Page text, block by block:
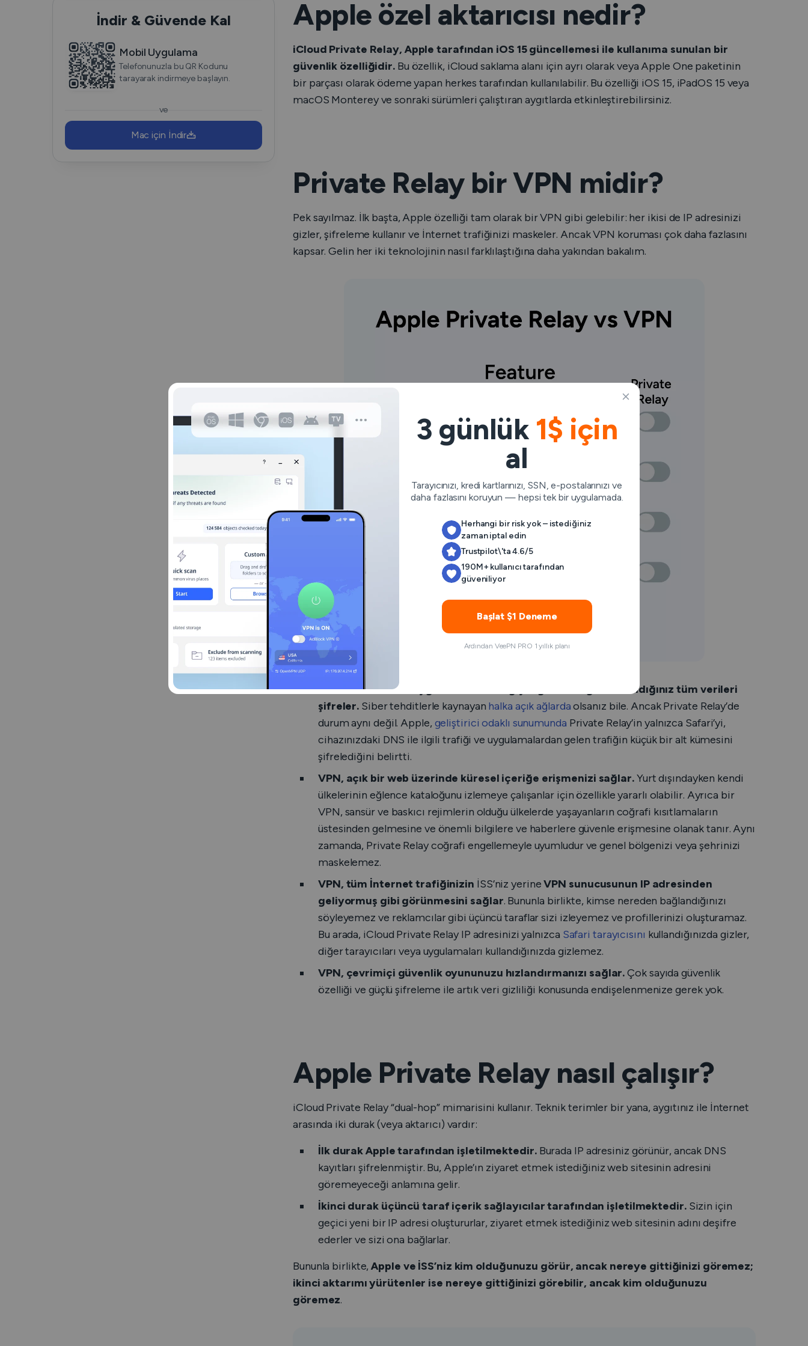
İndir & Güvende Kal
Mobil Uygulama
Telefonunuzla bu QR Kodunu
tarayarak indirmeye başlayın.
ve
Mac için İndir
Apple özel aktarıcısı nedir?
iCloud Private Relay, Apple tarafından iOS 15 güncellemesi ile kullanıma sunulan bir
güvenlik özelliğidir.Bu özellik, iCloud saklama alanı için ayrı olarak veya Apple One paketinin
bir parçası olarak ödeme yapan herkes tarafından kullanılabilir. Bu özelliği iOS 15, iPadOS 15 veya
macOS Monterey ve sonraki sürümleri çalıştıran aygıtlarda etkinleştirebilirsiniz.
Private Relay bir VPN midir?
Pek sayılmaz. İlk başta, Apple özelliği tam olarak bir VPN gibi gelebilir: her ikisi de IP adresinizi
gizler, şifreleme kullanır ve İnternet trafiğinizi maskeler. AncakVPN koruması çok daha fazlasını
kapsar. Gelin her iki teknolojinin nasıl farklılaştığına daha yakından bakalım.
Premium bir VPN, uygulaması aracılığıyla gönderdiğiniz ve aldığınız tüm verileri
şifreler. Siber tehditlerle kaynayan halka açık ağlardaolsanız bile. Ancak Private Relay’de
durum aynı değil. Apple, geliştirici odaklı sunumunda Private Relay’in yalnızca Safari’yi,
cihazınızdaki DNS ile ilgili trafiği ve uygulamalardan gelen trafiğin küçük bir alt kümesini
şifrelediğini belirtti.
VPN, açık bir web üzerinde küresel içeriğe erişmenizi sağlar.Yurt dışındayken kendi
ülkelerinin eğlence kataloğunu izlemeye çalışanlar için özellikle yararlı olabilir. Ayrıca bir
VPN, sansür ve baskıcı rejimlerin olduğu ülkelerde yaşayanların coğrafi kısıtlamaların
üstesinden gelmesine ve önemli bilgilere ve haberlere güvenle erişmesine olanak tanır. Aynı
zamanda, Private Relay coğrafi engellemeyle uyumludur ve genel bölgenizi veya şehrinizi
maskelemez.
VPN, tüm İnternet trafiğinizin İSS’niz yerineVPN sunucusunun IP adresinden
geliyormuş gibi görünmesini sağlar. Bununla birlikte, kimse nereden bağlandığınızı
söyleyemez ve reklamcılar gibi üçüncü taraflar sizi izleyemez ve profillerinizi oluşturamaz.
Bu arada, iCloud Private Relay IP adresinizi yalnızca Safari tarayıcısını kullandığınızda gizler,
diğer tarayıcıları veya uygulamaları kullandığınızda gizlemez.
VPN, çevrimiçi güvenlik oyununuzu hızlandırmanızı sağlar.Çok sayıda güvenlik
özelliği ve güçlü şifreleme ile artık veri gizliliği konusunda endişelenmenize gerek yok.
Apple Private Relay nasıl çalışır?
iCloud Private Relay “dual-hop” mimarisini kullanır. Teknik terimler bir yana, aygıtınız ile İnternet
arasında iki durak (veya aktarıcı) vardır:
İlk durak Apple tarafından işletilmektedir.Burada IP adresiniz görünür, ancak DNS
kayıtları şifrelenmiştir. Bu, Apple’ın ziyaret etmek istediğiniz web sitesinin adresini
göremeyeceği anlamına gelir.
İkinci durak üçüncü taraf içerik sağlayıcılar tarafından işletilmektedir. Sizin için
geçici yeni bir IP adresi oluştururlar, ziyaret etmek istediğiniz web sitesinin adını deşifre
ederler ve sizi ona bağlarlar.
Bununla birlikte, Apple ve İSS’niz kim olduğunuzu görür, ancak nereye gittiğinizi göremez;
ikinci aktarımı yürütenler ise nereye gittiğinizi görebilir, ancak kim olduğunuzu
göremez.
3 günlük 1$ için
al
Tarayıcınızı, kredi kartlarınızı, SSN, e-postalarınızı ve
daha fazlasını koruyun — hepsi tek bir uygulamada.
Herhangi bir risk yok – istediğiniz
zaman iptal edin
Trustpilot\'ta 4.6/5
190M+ kullanıcı tarafından
güveniliyor
Başlat $1 Deneme
Ardından VeePN PRO 1 yıllık planı